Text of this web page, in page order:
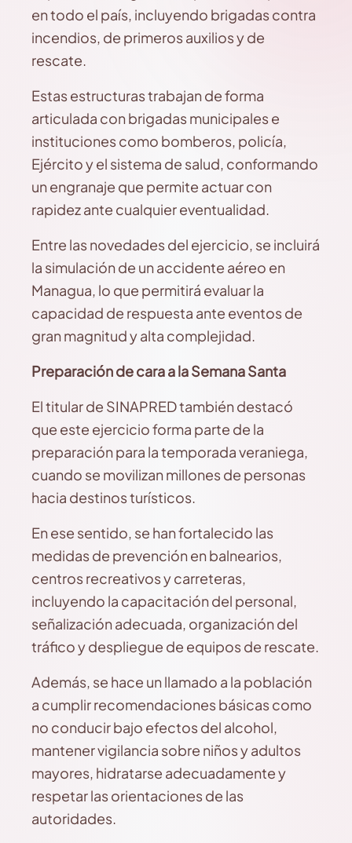
en todo el país, incluyendo brigadas contra
incendios, de primeros auxilios y de
rescate.
Estas estructuras trabajan de forma
articulada con brigadas municipales e
instituciones como bomberos, policía,
Ejército y el sistema de salud, conformando
un engranaje que permite actuar con
rapidez ante cualquier eventualidad.
Entre las novedades del ejercicio, se incluirá
la simulación de un accidente aéreo en
Managua, lo que permitirá evaluar la
capacidad de respuesta ante eventos de
gran magnitud y alta complejidad.
Preparación de cara a la Semana Santa
El titular de SINAPRED también destacó
que este ejercicio forma parte de la
preparación para la temporada veraniega,
cuando se movilizan millones de personas
hacia destinos turísticos.
En ese sentido, se han fortalecido las
medidas de prevención en balnearios,
centros recreativos y carreteras,
incluyendo la capacitación del personal,
señalización adecuada, organización del
tráfico y despliegue de equipos de rescate.
Además, se hace un llamado a la población
a cumplir recomendaciones básicas como
no conducir bajo efectos del alcohol,
mantener vigilancia sobre niños y adultos
mayores, hidratarse adecuadamente y
respetar las orientaciones de las
autoridades.